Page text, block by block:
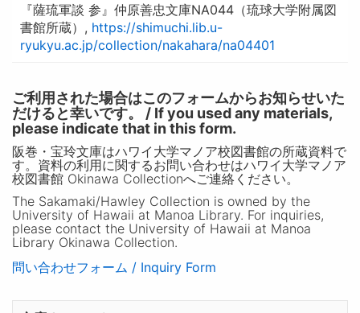
『薩琉軍談 参』仲原善忠文庫NA044（琉球大学附属図
書館所蔵）, https://shimuchi.lib.u-
ryukyu.ac.jp/collection/nakahara/na04401
ご利用された場合はこのフォームからお知らせいた
だけると幸いです。 / If you used any materials,
please indicate that in this form.
阪巻・宝玲文庫はハワイ大学マノア校図書館の所蔵資料で
す。資料の利用に関するお問い合わせはハワイ大学マノア
校図書館 Okinawa Collectionへご連絡ください。
The Sakamaki/Hawley Collection is owned by the
University of Hawaii at Manoa Library. For inquiries,
please contact the University of Hawaii at Manoa
Library Okinawa Collection.
問い合わせフォーム / Inquiry Form